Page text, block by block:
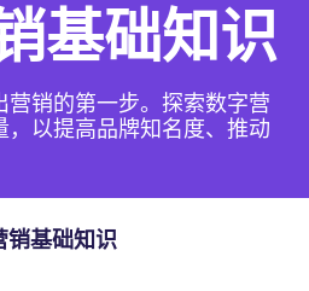
基础知识
营销的第一步。探索数字营
，以提高品牌知名度、推动
销基础知识